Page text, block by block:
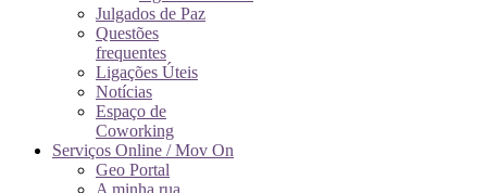
Julgados de Paz
Questões
frequentes
Ligações Úteis
Notícias
Espaço de
Coworking
Serviços Online / Mov On
Geo Portal
A minha rua